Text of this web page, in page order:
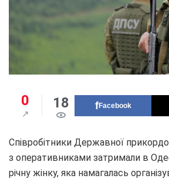
0 18 Facebook
Співробітники Державної
з оперативниками затримали в
річну жінку, яка намагалась